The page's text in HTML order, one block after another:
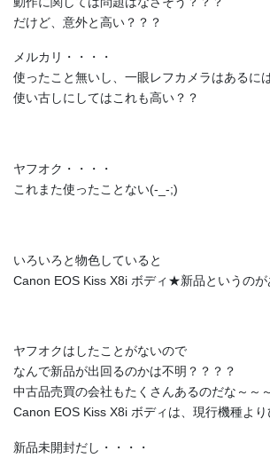
だけど、意外と高い？？？
メルカリ・・・・
使ったこと無いし、一眼レフカメラはあるに
使い古しにしてはこれも高い？？
ヤフオク・・・・
これまた使ったことない(-_-;)
いろいろと物色していると
Canon EOS Kiss X8i ボディ★新品というのが
ヤフオクはしたことがないので
なんで新品が出回るのかは不明？？？？
中古品売買の会社もたくさんあるのだな～～～
Canon EOS Kiss X8i ボディは、現行機種よ
新品未開封だし・・・・